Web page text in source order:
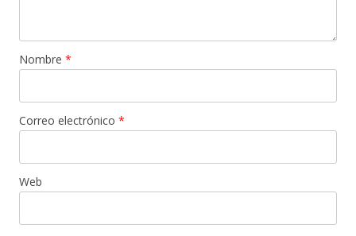
Nombre *
Correo electrónico *
Web